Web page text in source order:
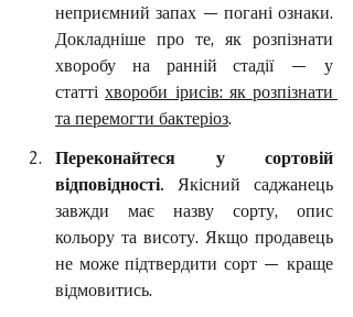
неприємний запах — погані ознаки.
Докладніше про те, як розпізнати
хворобу на ранній стадії — у
статті хвороби ірисів: як розпізнати
та перемогти бактеріоз.
Переконайтеся у сортовій
відповідності. Якісний саджанець
завжди має назву сорту, опис
кольору та висоту. Якщо продавець
не може підтвердити сорт — краще
відмовитись.